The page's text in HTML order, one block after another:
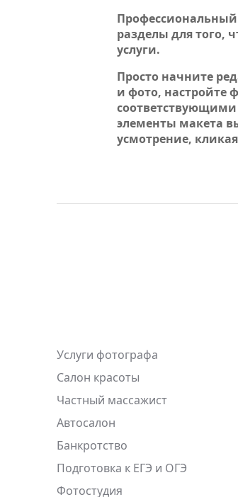
разделы для того,
услуги.
Просто начните
и фото, настройте
элементы макета
усмотрение,
Услуги фотографа
Салон красоты
Частный массажист
Автосалон
Банкротство
Подготовка к ЕГЭ и ОГЭ
Фотостудия